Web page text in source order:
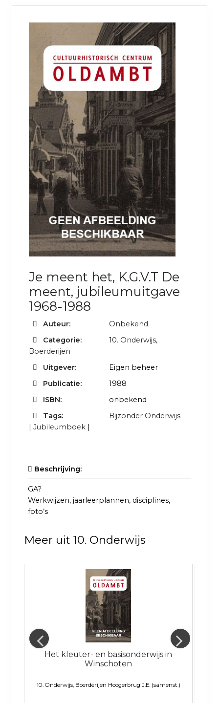
Je meent het, K.G.V.T De
meent, jubileumuitgave
1968-1988
Auteur:
Onbekend
Categorie:
10. Onderwijs,
Boerderijen
Uitgever:
Eigen beheer
Publicatie:
1988
ISBN:
onbekend
Tags:
Bijzonder Onderwijs
| Jubileumboek |
Beschrijving:
GA?
Werkwijzen, jaarleerplannen, disciplines,
foto’s
Meer uit 10. Onderwijs
Het kleuter- en basisonderwijs in
Winschoten
10. Onderwijs, Boerderijen Hoogerbrug J.E. (samenst.)